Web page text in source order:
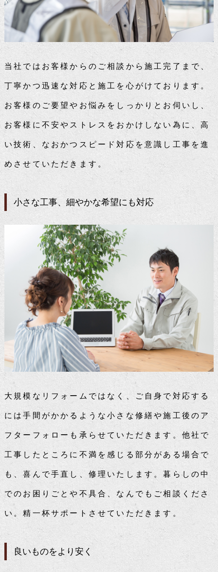
当社ではお客様からのご相談から施工完了まで、
丁寧かつ迅速な対応と施工を心がけております。
お客様のご要望やお悩みをしっかりとお伺いし、
お客様に不安やストレスをおかけしない為に、高
い技術、なおかつスピード対応を意識し工事を進
めさせていただきます。
小さな工事、細やかな希望にも対応
大規模なリフォームではなく、ご自身で対応する
には手間がかかるような小さな修繕や施工後のア
フターフォローも承らせていただきます。他社で
工事したところに不満を感じる部分がある場合で
も、喜んで手直し、修理いたします。暮らしの中
でのお困りごとや不具合、なんでもご相談くださ
い。精一杯サポートさせていただきます。
良いものをより安く